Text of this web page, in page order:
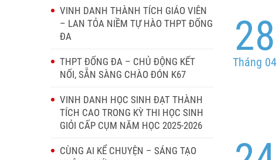
VINH DANH THÀNH TÍCH GIÁO VIÊN
– LAN TỎA NIỀM TỰ HÀO THPT ĐỐNG
ĐA
THPT ĐỐNG ĐA – CHỦ ĐỘNG KẾT
NỐI, SẴN SÀNG CHÀO ĐÓN K67
VINH DANH HỌC SINH ĐẠT THÀNH
TÍCH CAO TRONG KỲ THI HỌC SINH
GIỎI CẤP CỤM NĂM HỌC 2025-2026
CÙNG AI KỂ CHUYỆN – SÁNG TẠO
28
Tháng 04